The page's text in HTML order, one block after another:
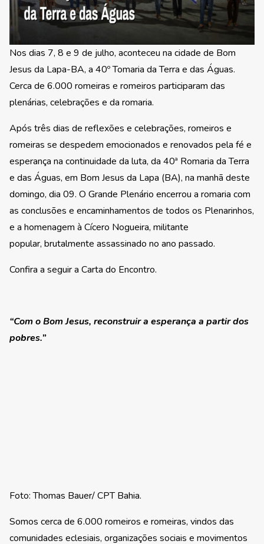
Nos dias 7, 8 e 9 de julho, aconteceu na cidade de Bom
Jesus da Lapa-BA, a 40º Tomaria da Terra e das Águas.
Cerca de 6.000 romeiras e romeiros participaram das
plenárias, celebrações e da romaria.
Após três dias de reflexões e celebrações, romeiros e
romeiras se despedem emocionados e renovados pela fé e
esperança na continuidade da luta, da 40ª Romaria da Terra
e das Águas, em Bom Jesus da Lapa (BA), na manhã deste
domingo, dia 09. O Grande Plenário encerrou a romaria com
as conclusões e encaminhamentos de todos os Plenarinhos,
e a homenagem à Cícero Nogueira, militante
popular, brutalmente assassinado no ano passado.
Confira a seguir a Carta do Encontro.
“Com o Bom Jesus, reconstruir a esperança a partir dos
pobres.”
Foto: Thomas Bauer/ CPT Bahia.
Somos cerca de 6.000 romeiros e romeiras, vindos das
comunidades eclesiais, organizações sociais e movimentos